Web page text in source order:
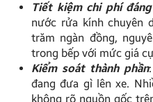
Tiết kiệm chi phí
nước rửa kính chuyên
trăm ngàn đồng,
trong bếp với mức giá
Kiểm soát thành phần
đang đưa gì lên xe.
không rõ nguồn gốc